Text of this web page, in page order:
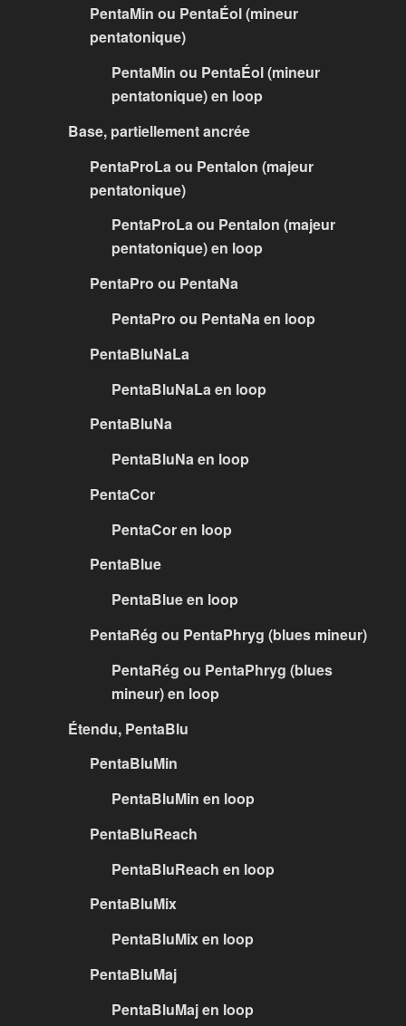
PentaMin ou PentaÉol (mineur
pentatonique)
PentaMin ou PentaÉol (mineur
pentatonique) en loop
Base, partiellement ancrée
PentaProLa ou PentaIon (majeur
pentatonique)
PentaProLa ou PentaIon (majeur
pentatonique) en loop
PentaPro ou PentaNa
PentaPro ou PentaNa en loop
PentaBluNaLa
PentaBluNaLa en loop
PentaBluNa
PentaBluNa en loop
PentaCor
PentaCor en loop
PentaBlue
PentaBlue en loop
PentaRég ou PentaPhryg (blues mineur)
PentaRég ou PentaPhryg (blues
mineur) en loop
Étendu, PentaBlu
PentaBluMin
PentaBluMin en loop
PentaBluReach
PentaBluReach en loop
PentaBluMix
PentaBluMix en loop
PentaBluMaj
PentaBluMaj en loop